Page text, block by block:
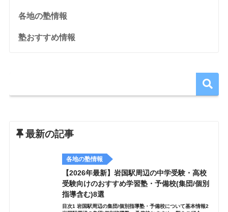
各地の塾情報
塾おすすめ情報
最新の記事
各地の塾情報
【2026年最新】岩国駅周辺の中学受験・高校
受験向けのおすすめ学習塾・予備校(集団/個別
指導含む)8選
目次1 岩国駅周辺の集団/個別指導塾・予備校について基本情報2